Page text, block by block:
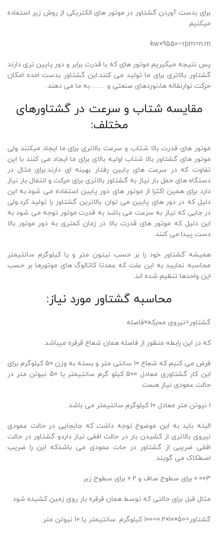
برای بدست آوردن گشتاور در موتور های الکتریکی از روش زیر استفاده
میکنیم
kw×9550÷rpm=n.m
پس نتیجه میگیریم موتور های که با قدرت برابر و دور پایین تری دارند
گشتاور بالاتری برای ما تولید می کنند.این گشتاور بدست امده امکان
حرکت نوارنقاله ها،نوردهای صنعتی و …….به ما می دهند.
مقایسه شتاب و سرعت در گشتاورهای
مختلف:
موتور های قدرت بالا شتاب و سرعت بالاتری برای ما ایجاد میکنند ولی
موتور های گشتاور بالا شتاب اولیه بالای برای ما ایجاد می کنند با این
تفاوت که در سرعت های پایین رفتار بهینه ای دارند.برای مثال در
دستگاه های حمل بار نیاز به گشتاور بالاتری برای حرکت و انتقال بار نیاز
دارد برای همین اکثرا از موتور های دور پایین استفاده می شود.به این
دلیل که در دور های پایین می توان بالاترین گشتاور را تولید کرد.ولی
در جایی که نیاز به سرعت می باشد به قدرت موتور توجه می شود به
این دلیل که موتور های قدرت بالا در زمان کمتری به دور موتور بالا
دست پیدا می کنند.
همیشه گشتاور خود را بر حسب نیتون متر و یا کیلوگرم سانتیمتر
محاسبه نمایید به این علت که عمدتا کاتالوگ های موتورها بر حسب
این واحدها تنظیم شده اند.
محاسبه گشتاور مورد نیاز:
گشتاور=نیروی محرکه×فاصله
که در این رابطه منظور از فاصله همان شعاع قرقره میباشد.
فرض می کنیم که شعاع 10 سانتی متر و بسته به وزن 50 کیلوگرم برای
این کار گشتاوری معادل 500 کیلو گرم سانتیمتر یا 50 نیوتن متر در
حالت عمودی نیاز هست.
1 نیوتن متر معادل 10 کیلوگرم سانتیمتر می باشد
البته باید به این موضوع توجه داشت که جابجایی در حالت عمودی
نیروی بالاتری از کشیدن بار در حالت افقی نیاز داردو گشتاور در حالت
افقی ضریبی از گشتاور در حات عمودی می باشدکه این را ضریب
اصطکاک می گویند.
0.003 برای سطوح صاف و 0.2 برای سطوح زبر
مثال قبل برای حالتی که توسط همان قرقره بار روی زمین کشیده شود
گشتاور=50×10×0.2=100 کیلوگرم .سانتیمتر یا 10 نیوتن متر